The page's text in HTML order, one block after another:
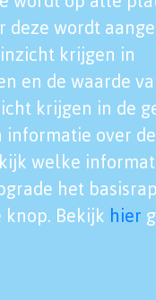
deze wordt
krijgen in
en de waarde
krijgen in de
over
welke
het
Bekijk hier